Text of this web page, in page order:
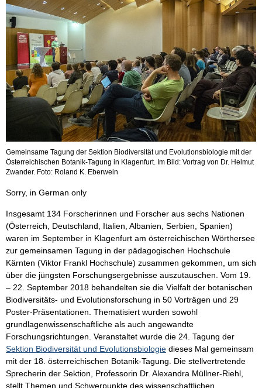
Gemeinsame Tagung der Sektion Biodiversität und Evolutionsbiologie mit der
Österreichischen Botanik-Tagung in Klagenfurt. Im Bild: Vortrag von Dr. Helmut
Zwander. Foto: Roland K. Eberwein
Sorry, in German only
Insgesamt 134 Forscherinnen und Forscher aus sechs Nationen
(Österreich, Deutschland, Italien, Albanien, Serbien, Spanien)
waren im September in Klagenfurt am österreichischen Wörthersee
zur gemeinsamen Tagung in der pädagogischen Hochschule
Kärnten (Viktor Frankl Hochschule) zusammen gekommen, um sich
über die jüngsten Forschungsergebnisse auszutauschen. Vom 19.
– 22. September 2018 behandelten sie die Vielfalt der botanischen
Biodiversitäts- und Evolutionsforschung in 50 Vorträgen und 29
Poster-Präsentationen. Thematisiert wurden sowohl
grundlagenwissenschaftliche als auch angewandte
Forschungsrichtungen. Veranstaltet wurde die 24. Tagung der
Sektion Biodiversität und Evolutionsbiologie dieses Mal gemeinsam
mit der 18. österreichischen Botanik-Tagung. Die stellvertretende
Sprecherin der Sektion, Professorin Dr. Alexandra Müllner-Riehl,
stellt Themen und Schwerpunkte des wissenschaftlichen